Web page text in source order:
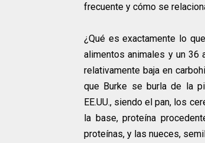
frecuente y cómo se
¿Qué es exactamente lo
alimentos animales y un 36
relativamente baja en
que Burke se burla de la
EE.UU., siendo el pan, los
la base, proteína
proteínas, y las nueces,